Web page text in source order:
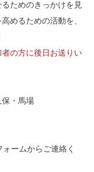
ためのきっかけを見
めるための活動を、
の方に後日お送りい
・馬場
ームからご連絡く